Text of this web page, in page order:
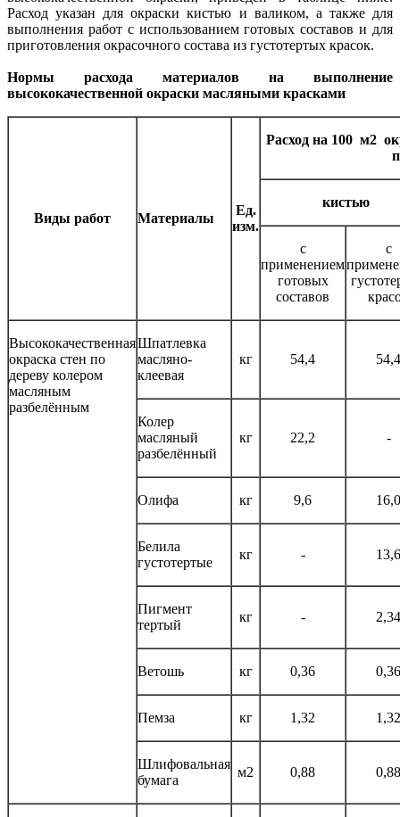
Расход указан для окраски кистью и валиком, а также для
выполнения работ с использованием готовых составов и для
приготовления окрасочного состава из густотертых красок.
Нормы расхода материалов на выполнение
высококачественной окраски масляными красками
Виды работ Материалы
Ед.
изм.
Расход на 100 м2
кистью
с
применением
готовых
составов
с
Высококачественная
окраска стен по
дереву колером
масляным
разбелённым
Шпатлевка
масляно-
клеевая
кг 54,4 54,4
Колер
масляный
разбелённый
кг 22,2 -
Олифа кг 9,6 16,0
Белила
густотертые
кг - 13,6
Пигмент
тертый
кг - 2,34
Ветошь кг 0,36 0,36
Пемза кг 1,32 1,32
Шлифовальная
бумага
м2 0,88 0,88